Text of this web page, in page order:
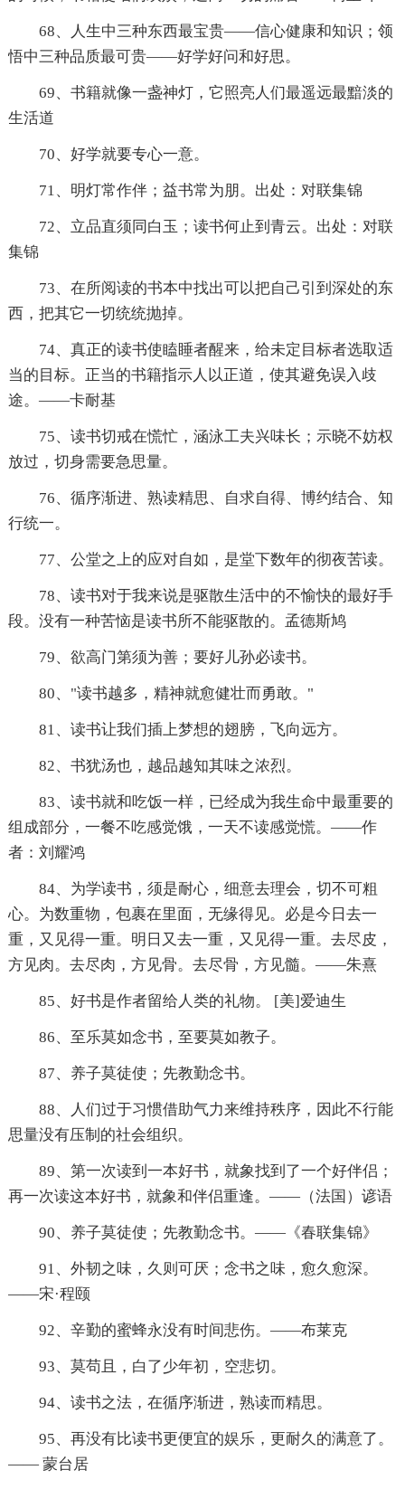
68、人生中三种东西最宝贵——信心健康和知识；领
悟中三种品质最可贵——好学好问和好思。
69、书籍就像一盏神灯，它照亮人们最遥远最黯淡的
生活道
70、好学就要专心一意。
71、明灯常作伴；益书常为朋。出处：对联集锦
72、立品直须同白玉；读书何止到青云。出处：对联
集锦
73、在所阅读的书本中找出可以把自己引到深处的东
西，把其它一切统统抛掉。
74、真正的读书使瞌睡者醒来，给未定目标者选取适
当的目标。正当的书籍指示人以正道，使其避免误入歧
途。——卡耐基
75、读书切戒在慌忙，涵泳工夫兴味长；示晓不妨权
放过，切身需要急思量。
76、循序渐进、熟读精思、自求自得、博约结合、知
行统一。
77、公堂之上的应对自如，是堂下数年的彻夜苦读。
78、读书对于我来说是驱散生活中的不愉快的最好手
段。没有一种苦恼是读书所不能驱散的。孟德斯鸠
79、欲高门第须为善；要好儿孙必读书。
80、"读书越多，精神就愈健壮而勇敢。"
81、读书让我们插上梦想的翅膀，飞向远方。
82、书犹汤也，越品越知其味之浓烈。
83、读书就和吃饭一样，已经成为我生命中最重要的
组成部分，一餐不吃感觉饿，一天不读感觉慌。——作
者：刘耀鸿
84、为学读书，须是耐心，细意去理会，切不可粗
心。为数重物，包裹在里面，无缘得见。必是今日去一
重，又见得一重。明日又去一重，又见得一重。去尽皮，
方见肉。去尽肉，方见骨。去尽骨，方见髓。——朱熹
85、好书是作者留给人类的礼物。 [美]爱迪生
86、至乐莫如念书，至要莫如教子。
87、养子莫徒使；先教勤念书。
88、人们过于习惯借助气力来维持秩序，因此不行能
思量没有压制的社会组织。
89、第一次读到一本好书，就象找到了一个好伴侣；
再一次读这本好书，就象和伴侣重逢。——（法国）谚语
90、养子莫徒使；先教勤念书。——《春联集锦》
91、外韧之味，久则可厌；念书之味，愈久愈深。
——宋·程颐
92、辛勤的蜜蜂永没有时间悲伤。——布莱克
93、莫苟且，白了少年初，空悲切。
94、读书之法，在循序渐进，熟读而精思。
95、再没有比读书更便宜的娱乐，更耐久的满意了。
—— 蒙台居